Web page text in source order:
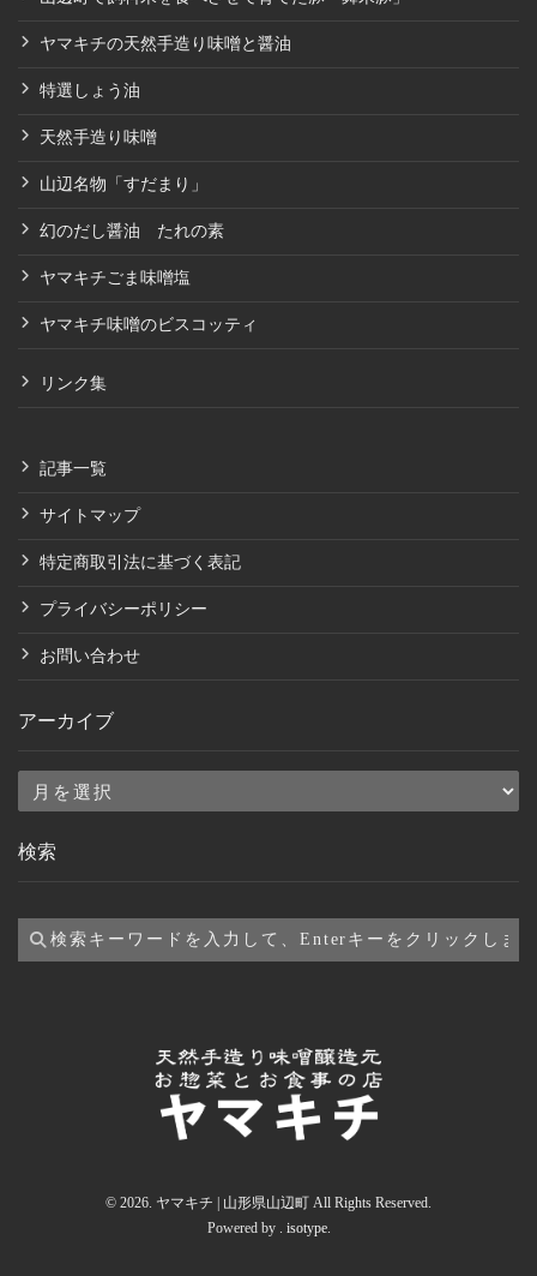
ヤマキチの天然手造り味噌と醤油
特選しょう油
天然手造り味噌
山辺名物「すだまり」
幻のだし醤油 たれの素
ヤマキチごま味噌塩
ヤマキチ味噌のビスコッティ
リンク集
記事一覧
サイトマップ
特定商取引法に基づく表記
プライバシーポリシー
お問い合わせ
アーカイブ
ア
カ
ブ
検索
© 2026. ヤマキチ | 山形県山辺町 All Rights Reserved.
Powered by . isotype.